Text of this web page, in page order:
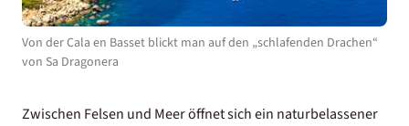
Von der Cala en Basset blickt man auf den „schlafenden Drachen“
von Sa Dragonera
Zwischen Felsen und Meer öffnet sich ein naturbelassener